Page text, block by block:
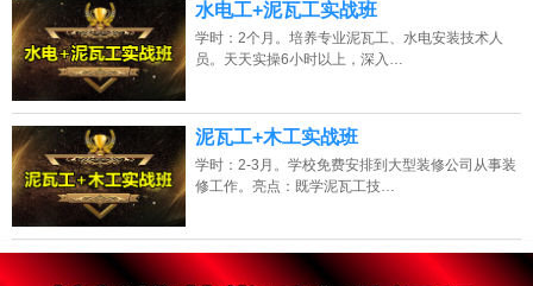
水电工+泥瓦工实战班
学时：2个月。培养专业泥瓦工、水电安装技术人
员。天天实操6小时以上，深入…
泥瓦工+木工实战班
学时：2-3月。学校免费安排到大型装修公司从事装
修工作。亮点：既学泥瓦工技…